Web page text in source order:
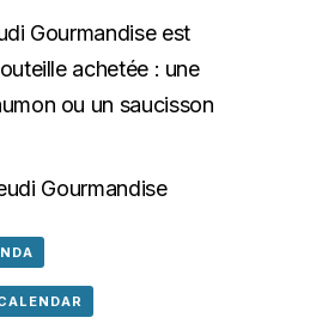
Gourmandise est
achetée : une
ou un saucisson